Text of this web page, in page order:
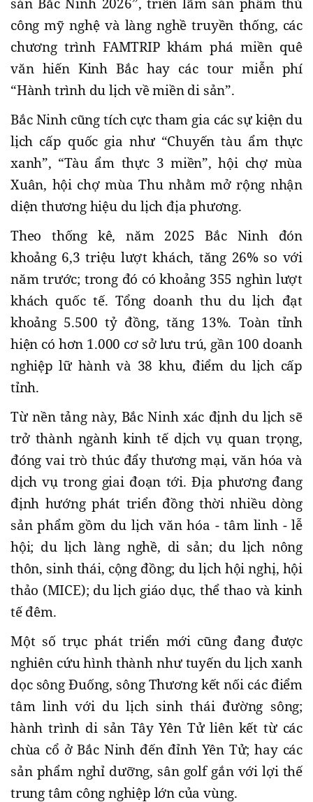
công mỹ nghệ và làng nghề truyền thống, các
chương trình FAMTRIP khám phá miền quê
văn hiến Kinh Bắc hay các tour miễn phí
“Hành trình du lịch về miền di sản”.
Bắc Ninh cũng tích cực tham gia các sự kiện du
lịch cấp quốc gia như “Chuyến tàu ẩm thực
xanh”, “Tàu ẩm thực 3 miền”, hội chợ mùa
Xuân, hội chợ mùa Thu nhằm mở rộng nhận
diện thương hiệu du lịch địa phương.
Theo thống kê, năm 2025 Bắc Ninh đón
khoảng 6,3 triệu lượt khách, tăng 26% so với
năm trước; trong đó có khoảng 355 nghìn lượt
khách quốc tế. Tổng doanh thu du lịch đạt
khoảng 5.500 tỷ đồng, tăng 13%. Toàn tỉnh
hiện có hơn 1.000 cơ sở lưu trú, gần 100 doanh
nghiệp lữ hành và 38 khu, điểm du lịch cấp
tỉnh.
Từ nền tảng này, Bắc Ninh xác định du lịch sẽ
trở thành ngành kinh tế dịch vụ quan trọng,
đóng vai trò thúc đẩy thương mại, văn hóa và
dịch vụ trong giai đoạn tới. Địa phương đang
định hướng phát triển đồng thời nhiều dòng
sản phẩm gồm du lịch văn hóa - tâm linh - lễ
hội; du lịch làng nghề, di sản; du lịch nông
thôn, sinh thái, cộng đồng; du lịch hội nghị, hội
thảo (MICE); du lịch giáo dục, thể thao và kinh
tế đêm.
Một số trục phát triển mới cũng đang được
nghiên cứu hình thành như tuyến du lịch xanh
dọc sông Đuống, sông Thương kết nối các điểm
tâm linh với du lịch sinh thái đường sông;
hành trình di sản Tây Yên Tử liên kết từ các
chùa cổ ở Bắc Ninh đến đỉnh Yên Tử; hay các
sản phẩm nghỉ dưỡng, sân golf gắn với lợi thế
trung tâm công nghiệp lớn của vùng.